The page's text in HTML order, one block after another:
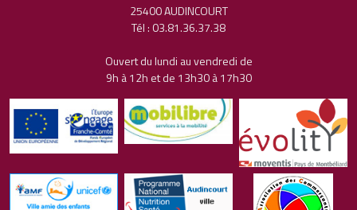
25400 AUDINCOURT
Tél : 03.81.36.37.38
Ouvert du lundi au vendredi de
9h à 12h et de 13h30 à 17h30